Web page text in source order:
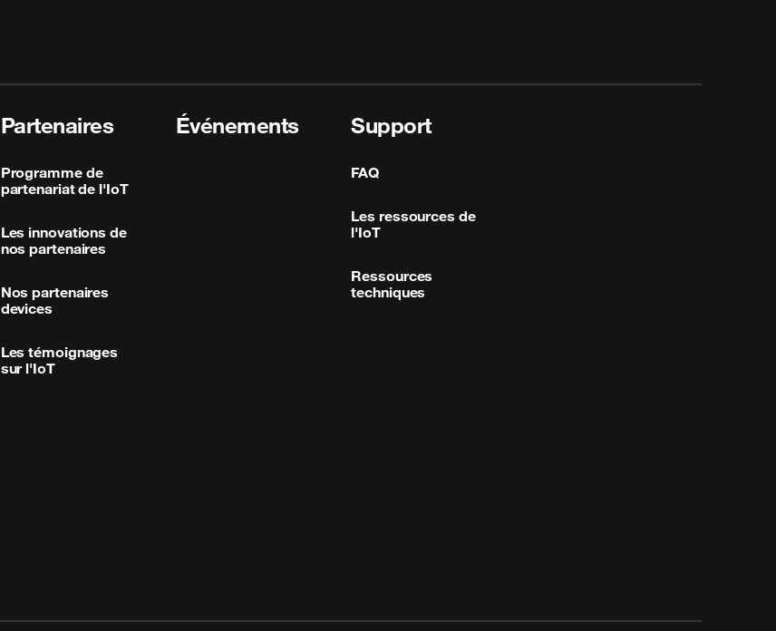
Partenaires
Programme de
partenariat de l'IoT
Les innovations de
nos partenaires
Nos partenaires
devices
Les témoignages
sur l'IoT
Événements Support
FAQ
Les ressources de
l'IoT
Ressources
techniques